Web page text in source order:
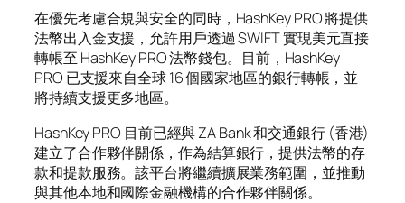
在優先考慮合規與安全的同時，HashKey PRO 將提供
法幣出入金支援，允許用戶透過 SWIFT 實現美元直接
轉帳至 HashKey PRO 法幣錢包。目前，HashKey
PRO 已支援來自全球 16 個國家地區的銀行轉帳，並
將持續支援更多地區。
HashKey PRO 目前已經與 ZA Bank 和交通銀行 (香港)
建立了合作夥伴關係，作為結算銀行，提供法幣的存
款和提款服務。該平台將繼續擴展業務範圍，並推動
與其他本地和國際金融機構的合作夥伴關係。